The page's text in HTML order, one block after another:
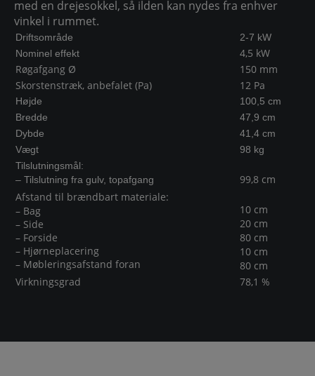
med en drejesokkel, så ilden kan nydes fra enhver
vinkel i rummet.
Driftsområde
2-7 kW
Nominel effekt
4,5 kW
Røgafgang Ø
150 mm
Skorstenstræk, anbefalet (Pa)
12 Pa
Højde
100,5 cm
Bredde
47,9 cm
Dybde
41,4 cm
Vægt
98 kg
Tilslutningsmål:
– Tilslutning fra gulv, topafgang
99,8 cm
Afstand til brændbart materiale:
– Bag
– Side
– Forside
– Hjørneplacering
– Møbleringsafstand foran
10 cm
20 cm
80 cm
10 cm
80 cm
Virkningsgrad
78,1 %